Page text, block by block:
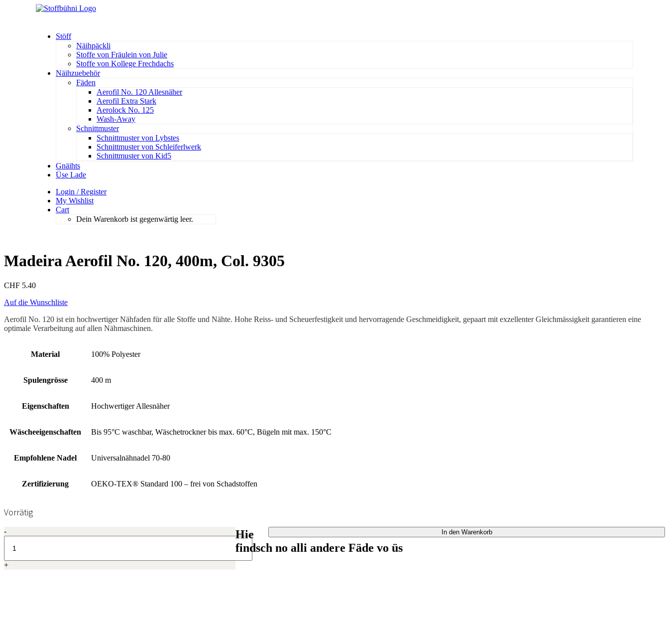
Stöff
Näihpäckli
Stoffe von Fräulein von Julie
Stoffe von Kollege Frechdachs
Näihzuebehör
Fäden
Aerofil No. 120 Allesnäher
Aerofil Extra Stark
Aerolock No. 125
Wash-Away
Schnittmuster
Schnittmuster von Lybstes
Schnittmuster von Schleiferlwerk
Schnittmuster von Kid5
Gnäihts
Üse Lade
Login / Register
My Wishlist
Cart
Dein Warenkorb ist gegenwärtig leer.
Madeira Aerofil No. 120, 400m, Col. 9305
CHF 5.40
Auf die Wunschliste
Aerofil No. 120 ist ein hochwertiger Nähfaden für alle Stoffe und Nähte. Hohe Reiss- und Scheuerfestigkeit und hervorragende Geschmeidigkeit, gepaart mit exzellenter Gleichmässigkeit garantieren eine
optimale Verarbeitung auf allen Nähmaschinen.
Material 100% Polyester
Spulengrösse 400 m
Eigenschaften Hochwertiger Allesnäher
Wäscheeigenschaften Bis 95°C waschbar, Wäschetrockner bis max. 60°C, Bügeln mit max. 150°C
Empfohlene Nadel Universalnähnadel 70-80
Zertifizierung OEKO-TEX® Standard 100 – frei von Schadstoffen
Vorrätig
Madeira
No.
400m,
-
+
In den Warenkorb
Hie
findsch no alli andere Fäde vo üs